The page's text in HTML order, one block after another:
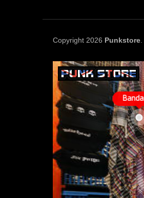
Copyright 2026 Punkstore